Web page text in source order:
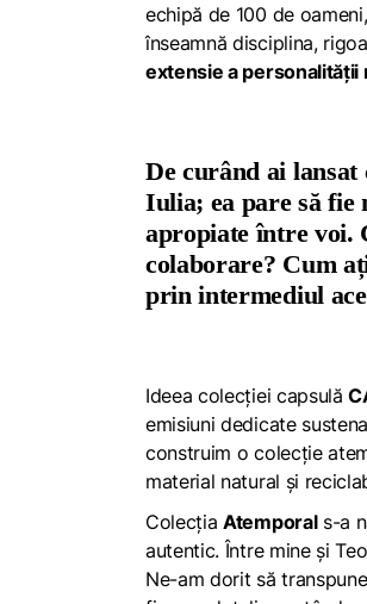
echipă de 100 de
înseamnă disciplina,
extensie a personalității
De curând ai lansat
Iulia; ea pare să fie
apropiate între voi.
colaborare? Cum
prin intermediul
Ideea colecției capsulă
emisiuni dedicate
construim o colecție
material natural și
ColecțiaAtemporals-a
autentic. Între mine și
Ne-am dorit să